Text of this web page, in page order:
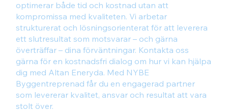
optimerar både tid och kostnad utan att
kompromissa med kvaliteten. Vi arbetar
strukturerat och lösningsorienterat för att leverera
ett slutresultat som motsvarar – och gärna
överträffar – dina förväntningar. Kontakta oss
gärna för en kostnadsfri dialog om hur vi kan hjälpa
dig med Altan Eneryda. Med NYBE
Byggentreprenad får du en engagerad partner
som levererar kvalitet, ansvar och resultat att vara
stolt över.